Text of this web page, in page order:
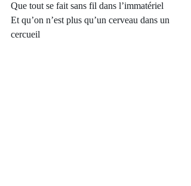
Que tout se fait sans fil dans l’immatériel
Et qu’on n’est plus qu’un cerveau dans un
cercueil